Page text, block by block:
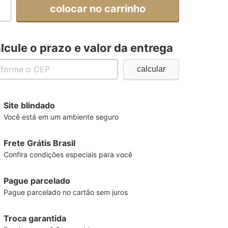
colocar no carrinho
o prazo e valor da entrega
Site blindado
Você está em um ambiente seguro
Frete Grátis Brasil
Confira condições especiais para você
Pague parcelado
Pague parcelado no cartão sem juros
Troca garantida